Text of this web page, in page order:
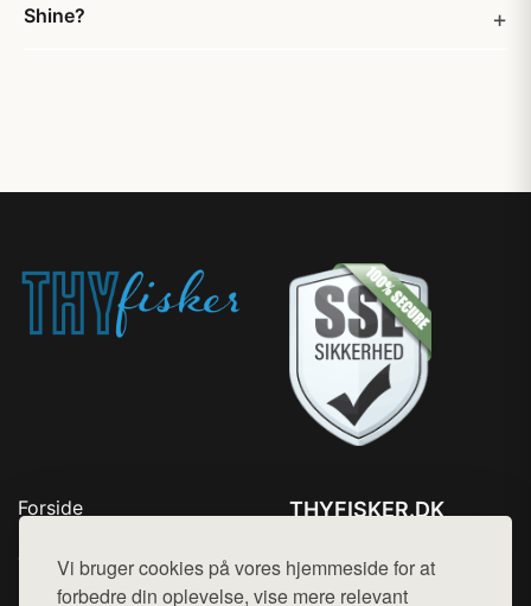
Vi bruger cookies på vores hjemmeside for at
forbedre din oplevelse, vise mere relevant
Shine?
Forside
Top Rabatter
Kontakt
THYFISKER.DK
Mail: hej@want.dk